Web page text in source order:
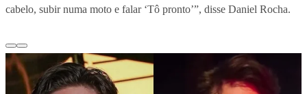
cabelo, subir numa moto e falar ‘Tô pronto’”, disse Daniel Rocha.